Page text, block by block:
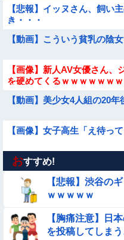
【悲報】イッヌさん、飼い
き・・・
【動画】こういう貧乳の陰
【画像】新人AV女優さん
を硬めてくるｗｗｗｗｗｗｗ
【動画】美少女4人組の20
【画像】女子高生「え待っ
【動画像】女の子「ウエス
【動画】韓国アイドルさん
【画像】巨大マンボウの稚
おすすめ!
【悲報】渋谷の
ｗｗｗｗｗ
【胸痛注意】日
を投稿してしま